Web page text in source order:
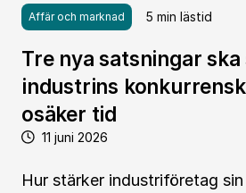
Affär och marknad 5 min lästid
Tre nya satsningar
industrins
osäker tid
11 juni 2026
Hur stärker industriföretag sin